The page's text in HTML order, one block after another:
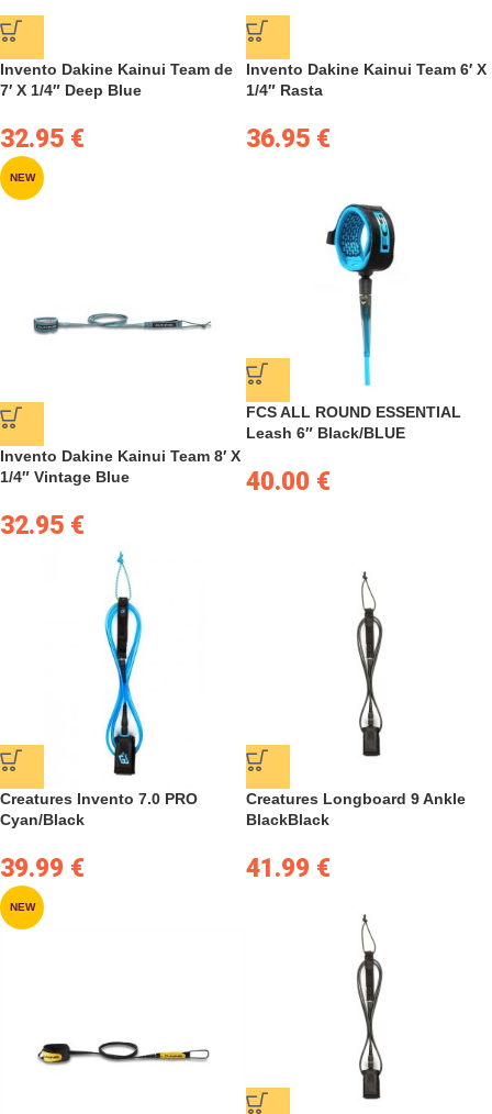
Invento Dakine Kainui Team de
7′ X 1/4″ Deep Blue
32.95 €
Invento Dakine Kainui Team 6′ X
1/4″ Rasta
36.95 €
NEW
Invento Dakine Kainui Team 8′ X
1/4″ Vintage Blue
32.95 €
FCS ALL ROUND ESSENTIAL
Leash 6″ Black/BLUE
40.00 €
Creatures Invento 7.0 PRO
Cyan/Black
39.99 €
Creatures Longboard 9 Ankle
BlackBlack
41.99 €
NEW